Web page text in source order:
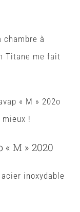
à
Titane me fait
« M » 202o
!
M » 2020
inoxydable